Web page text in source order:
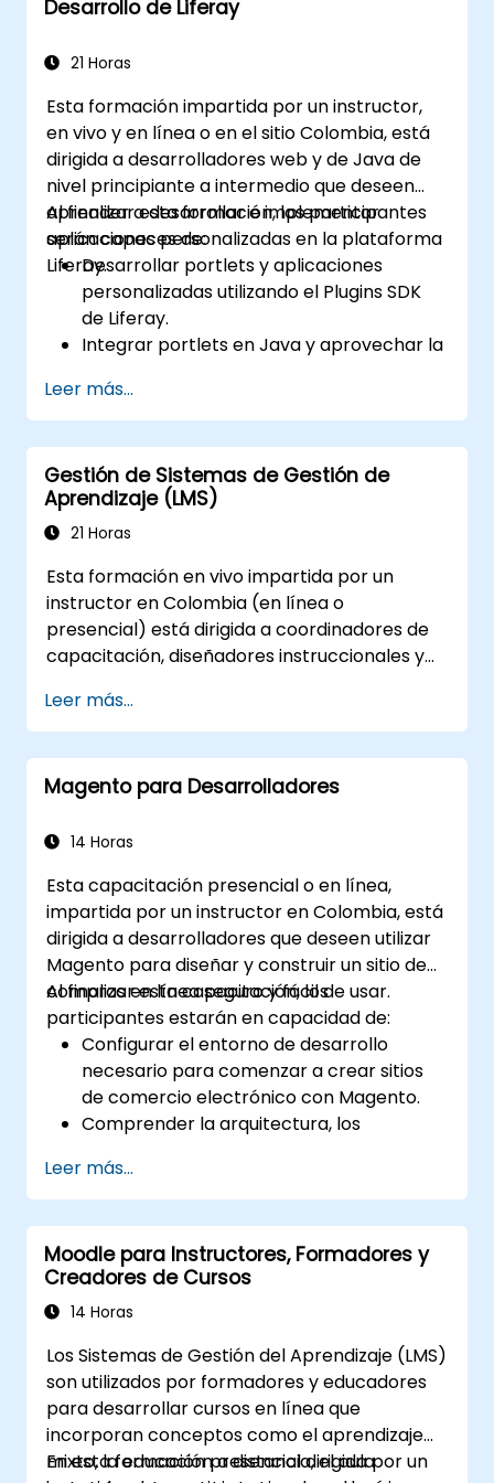
Desarrollo de Liferay
21 Horas
Esta formación impartida por un instructor,
en vivo y en línea o en el sitio Colombia, está
dirigida a desarrolladores web y de Java de
nivel principiante a intermedio que deseen
aprender a desarrollar e implementar
aplicaciones personalizadas en la plataforma
Liferay.
Al finalizar esta formación, los participantes
serán capaces de:
Desarrollar portlets y aplicaciones
personalizadas utilizando el Plugins SDK
de Liferay.
Integrar portlets en Java y aprovechar la
Personalizar el portal mediante hooks,
temas y plantillas de diseño.
Utilizar Liferay Developer Studio para el
desarrollo y la implementación.
Aplicar las mejores prácticas en el
desarrollo con Liferay para crear
Leer más...
Gestión de Sistemas de Gestión de
Aprendizaje (LMS)
21 Horas
Esta formación en vivo impartida por un
instructor en Colombia (en línea o
presencial) está dirigida a coordinadores de
capacitación, diseñadores instruccionales y
deseen dominar la configuración del LMS, la
gestión de usuarios y roles, la creación de
cursos, el seguimiento, la generación de
informes y las mejores prácticas para la
Leer más...
Magento para Desarrolladores
14 Horas
Esta capacitación presencial o en línea,
impartida por un instructor en Colombia, está
dirigida a desarrolladores que deseen utilizar
Magento para diseñar y construir un sitio de
compras en línea seguro y fácil de usar.
Al finalizar esta capacitación, los
participantes estarán en capacidad de:
Configurar el entorno de desarrollo
necesario para comenzar a crear sitios
de comercio electrónico con Magento.
Comprender la arquitectura, los
la estructura de archivos en Magento.
Desarrollar una tienda en línea funcional
y robusta mediante la personalización de
componentes y módulos de Magento.
Implementar prácticas de mejora de
seguridad en Magento para reducir
Leer más...
Moodle para Instructores, Formadores y
Creadores de Cursos
14 Horas
Los Sistemas de Gestión del Aprendizaje (LMS)
son utilizados por formadores y educadores
para desarrollar cursos en línea que
incorporan conceptos como el aprendizaje
mixto, la educación a distancia, el aula
En esta formación presencial dirigida por un